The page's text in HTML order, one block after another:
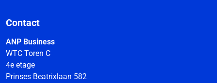
Contact
ANP Business
WTC Toren C
4e etage
Prinses Beatrixlaan 582